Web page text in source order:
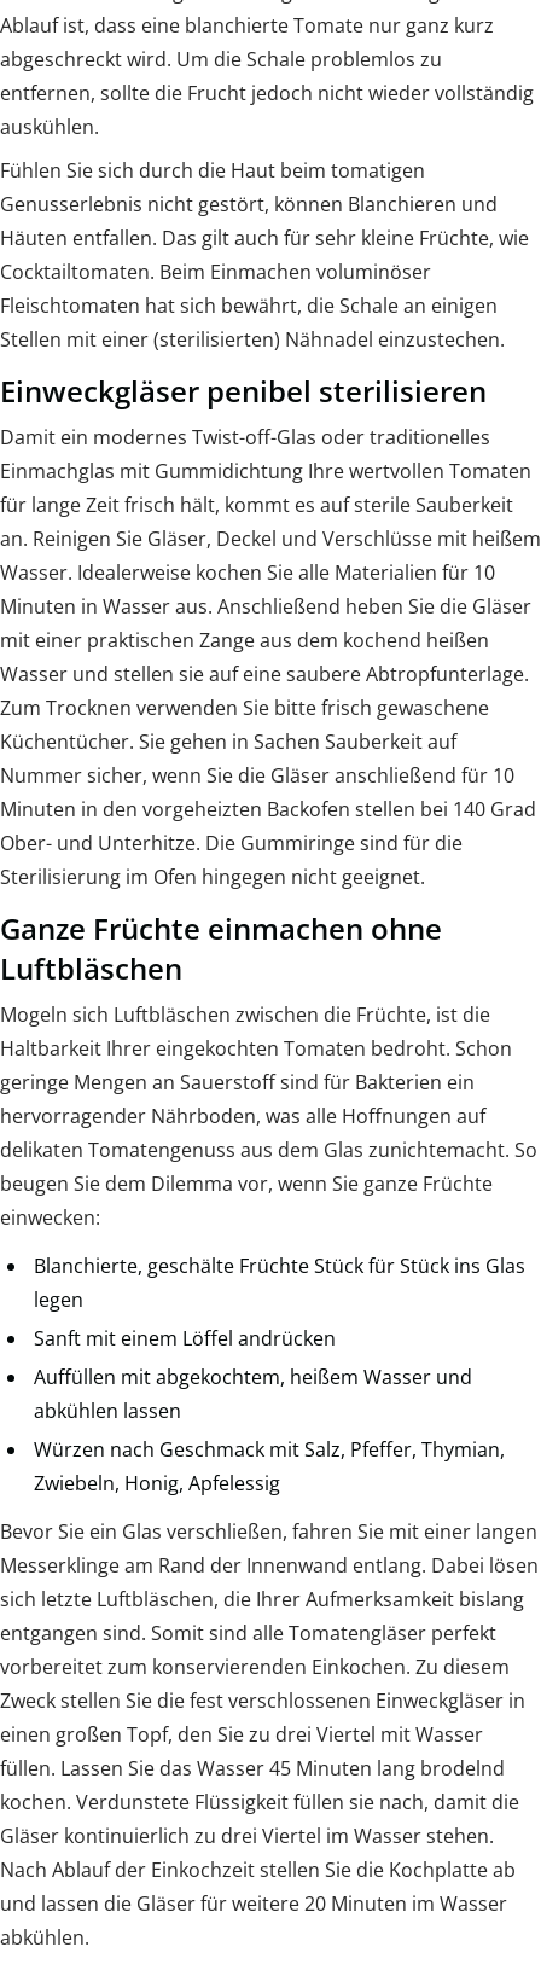
Ablauf ist, dass eine blanchierte Tomate nur ganz kurz
abgeschreckt wird. Um die Schale problemlos zu
entfernen, sollte die Frucht jedoch nicht wieder vollständig
auskühlen.
Fühlen Sie sich durch die Haut beim tomatigen
Genusserlebnis nicht gestört, können Blanchieren und
Häuten entfallen. Das gilt auch für sehr kleine Früchte, wie
Cocktailtomaten. Beim Einmachen voluminöser
Fleischtomaten hat sich bewährt, die Schale an einigen
Stellen mit einer (sterilisierten) Nähnadel einzustechen.
Einweckgläser penibel sterilisieren
Damit ein modernes Twist-off-Glas oder traditionelles
Einmachglas mit Gummidichtung Ihre wertvollen Tomaten
für lange Zeit frisch hält, kommt es auf sterile Sauberkeit
an. Reinigen Sie Gläser, Deckel und Verschlüsse mit heißem
Wasser. Idealerweise kochen Sie alle Materialien für 10
Minuten in Wasser aus. Anschließend heben Sie die Gläser
mit einer praktischen Zange aus dem kochend heißen
Wasser und stellen sie auf eine saubere Abtropfunterlage.
Zum Trocknen verwenden Sie bitte frisch gewaschene
Küchentücher. Sie gehen in Sachen Sauberkeit auf
Nummer sicher, wenn Sie die Gläser anschließend für 10
Minuten in den vorgeheizten Backofen stellen bei 140 Grad
Ober- und Unterhitze. Die Gummiringe sind für die
Sterilisierung im Ofen hingegen nicht geeignet.
Ganze Früchte einmachen ohne
Luftbläschen
Mogeln sich Luftbläschen zwischen die Früchte, ist die
Haltbarkeit Ihrer eingekochten Tomaten bedroht. Schon
geringe Mengen an Sauerstoff sind für Bakterien ein
hervorragender Nährboden, was alle Hoffnungen auf
delikaten Tomatengenuss aus dem Glas zunichtemacht. So
beugen Sie dem Dilemma vor, wenn Sie ganze Früchte
einwecken:
Blanchierte, geschälte Früchte Stück für Stück ins Glas
legen
Sanft mit einem Löffel andrücken
Auffüllen mit abgekochtem, heißem Wasser und
abkühlen lassen
Würzen nach Geschmack mit Salz, Pfeffer, Thymian,
Zwiebeln, Honig, Apfelessig
Bevor Sie ein Glas verschließen, fahren Sie mit einer langen
Messerklinge am Rand der Innenwand entlang. Dabei lösen
sich letzte Luftbläschen, die Ihrer Aufmerksamkeit bislang
entgangen sind. Somit sind alle Tomatengläser perfekt
vorbereitet zum konservierenden Einkochen. Zu diesem
Zweck stellen Sie die fest verschlossenen Einweckgläser in
einen großen Topf, den Sie zu drei Viertel mit Wasser
füllen. Lassen Sie das Wasser 45 Minuten lang brodelnd
kochen. Verdunstete Flüssigkeit füllen sie nach, damit die
Gläser kontinuierlich zu drei Viertel im Wasser stehen.
Nach Ablauf der Einkochzeit stellen Sie die Kochplatte ab
und lassen die Gläser für weitere 20 Minuten im Wasser
abkühlen.